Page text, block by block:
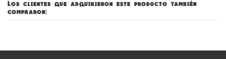
Los clientes que adquirieron este producto también
compraron: